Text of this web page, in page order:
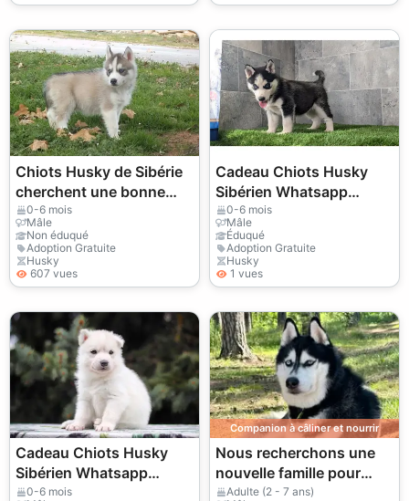
Chiots Husky de Sibérie
cherchent une bonne
famille
0-6 mois
Mâle
Non éduqué
Adoption Gratuite
Husky
607 vues
Cadeau Chiots Husky
Sibérien Whatsapp
(+34)611386992
0-6 mois
Mâle
Éduqué
Adoption Gratuite
Husky
1 vues
Cadeau Chiots Husky
Sibérien Whatsapp
(+34)611386992 =
0-6 mois
Companion à câliner et nourrir
Nous recherchons une
nouvelle famille pour
notre Husky vif,
Adulte (2 - 7 ans)